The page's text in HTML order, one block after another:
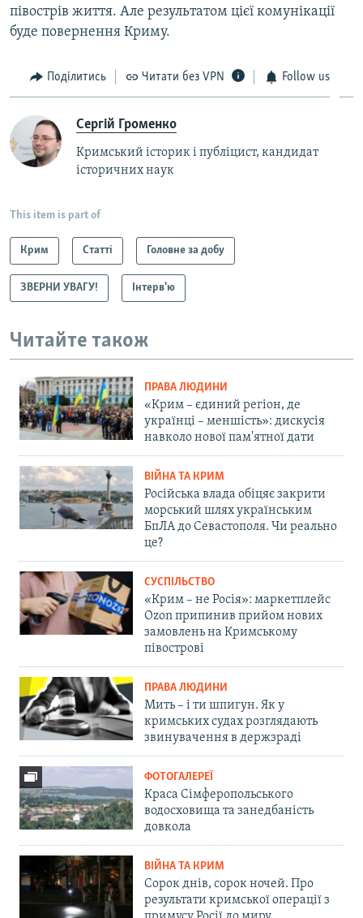
півострів життя. Але результатом цієї комунікації
буде повернення Криму.
Поділитись Читати без VPN Follow us
Сергій Громенко
Кримський історик і публіцист, кандидат
історичних наук
This item is part of
Крим Статті Головне за добу
ЗВЕРНИ УВАГУ! Інтерв'ю
Читайте також
ПРАВА ЛЮДИНИ
«Крим – єдиний регіон, де
українці – меншість»: дискусія
навколо нової пам'ятної дати
ВІЙНА ТА КРИМ
Російська влада обіцяє закрити
морський шлях українським
БпЛА до Севастополя. Чи реально
це?
СУСПІЛЬСТВО
«Крим – не Росія»: маркетплейс
Ozon припинив прийом нових
замовлень на Кримському
півострові
ПРАВА ЛЮДИНИ
Мить – і ти шпигун. Як у
кримських судах розглядають
звинувачення в держзраді
ФОТОГАЛЕРЕЇ
Краса Сімферопольського
водосховища та занедбаність
довкола
ВІЙНА ТА КРИМ
Сорок днів, сорок ночей. Про
результати кримської операції з